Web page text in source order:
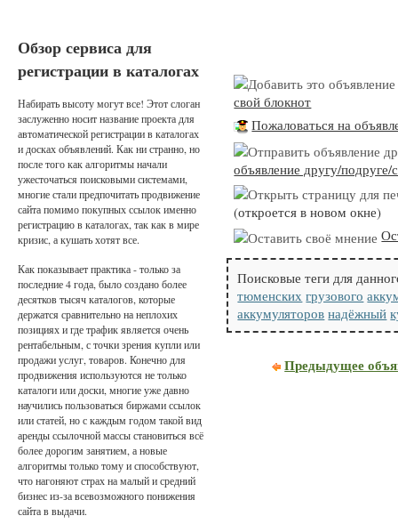
свой блокнот
Пожаловаться на
объявление другу/подруге/
(откроется в новом окне)
Поисковые теги для
тюменских грузового
аккумуляторов надёжный
Предыдущее
Обзор сервиса для
регистрации в каталогах
Набирать высоту могут все! Этот слоган
заслуженно носит название проекта для
автоматической регистрации в каталогах
и досках объявлений. Как ни странно, но
после того как алгоритмы начали
ужесточаться поисковыми системами,
многие стали предпочитать продвижение
сайта помимо покупных ссылок именно
регистрацию в каталогах, так как в мире
кризис, а кушать хотят все.
Как показывает практика - только за
последние 4 года, было создано более
десятков тысяч каталогов, которые
держатся сравнительно на неплохих
позициях и где трафик является очень
рентабельным, с точки зрения купли или
продажи услуг, товаров. Конечно для
продвижения используются не только
каталоги или доски, многие уже давно
научились пользоваться биржами ссылок
или статей, но с каждым годом такой вид
аренды ссылочной массы становиться всё
более дорогим занятием, а новые
алгоритмы только тому и способствуют,
что нагоняют страх на малый и средний
бизнес из-за всевозможного понижения
сайта в выдачи.